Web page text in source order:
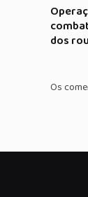
dos
Os